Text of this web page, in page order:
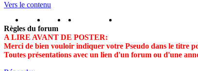
Vers le contenu
portail
forum faq m'enregister
Règles du forum
A LIRE AVANT DE POSTER:
Merci de bien vouloir indiquer votre Pseudo dans le titre
Toutes présentations avec un lien d'un forum ou d'une